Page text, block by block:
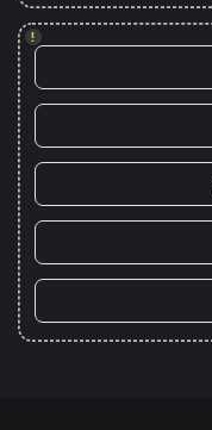
!